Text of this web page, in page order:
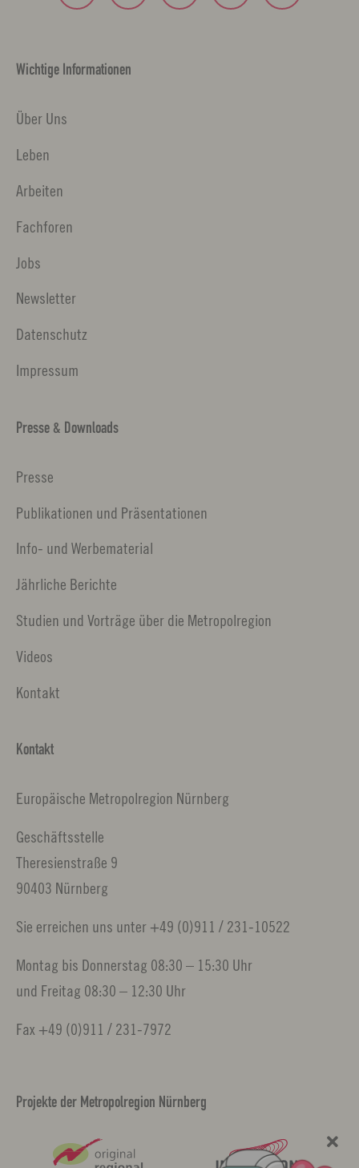
Wichtige Informationen
Über Uns
Leben
Arbeiten
Fachforen
Jobs
Newsletter
Datenschutz
Impressum
Presse & Downloads
Presse
Publikationen und Präsentationen
Info- und Werbematerial
Jährliche Berichte
Studien und Vorträge über die Metropolregion
Videos
Kontakt
Kontakt
Europäische Metropolregion Nürnberg
Geschäftsstelle
Theresienstraße 9
90403 Nürnberg
Sie erreichen uns unter +49 (0)911 / 231-10522
Montag bis Donnerstag 08:30 – 15:30 Uhr
und Freitag 08:30 – 12:30 Uhr
Fax +49 (0)911 / 231-7972
Projekte der Metropolregion Nürnberg